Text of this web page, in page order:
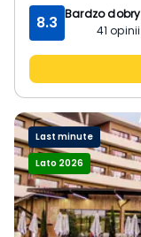
8.3 Bardzo dobry
41 opinii
Last minute
Lato 2026